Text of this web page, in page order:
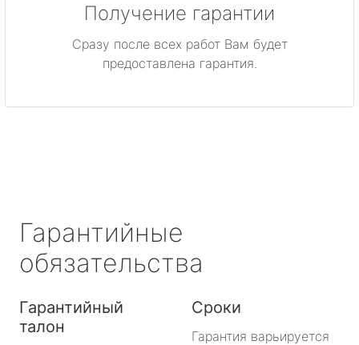
Получение гарантии
Сразу после всех работ Вам будет
предоставлена гарантия.
Гарантийные
обязательства
Гарантийный
талон
Сроки
Гарантия варьируется